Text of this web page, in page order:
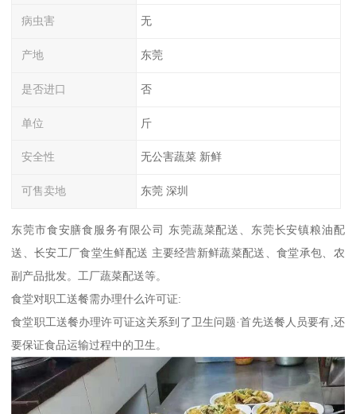
病虫害 无
产地 东莞
是否进口 否
单位 斤
安全性 无公害蔬菜 新鲜
可售卖地 东莞 深圳
东莞市食安膳食服务有限公司 东莞蔬菜配送、东莞长安镇粮油配
送、长安工厂食堂生鲜配送 主要经营新鲜蔬菜配送、食堂承包、农
副产品批发。工厂蔬菜配送等。
食堂对职工送餐需办理什么许可证:
食堂职工送餐办理许可证这关系到了卫生问题·首先送餐人员要有,还
要保证食品运输过程中的卫生。